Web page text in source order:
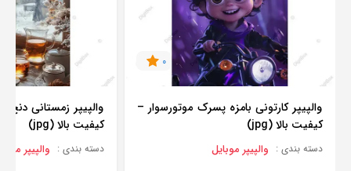
0
والپیپر کارتونی بامزه پسرک موتورسوار –
کیفیت بالا (jpg)
دسته بندی : والپیپر موبایل
والپیپر زمستانی
کیفیت بالا (jpg)
دسته بندی : والپیپر